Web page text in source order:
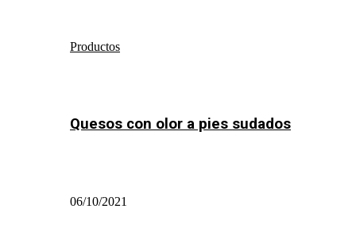
Productos
Quesos con olor a pies sudados
06/10/2021